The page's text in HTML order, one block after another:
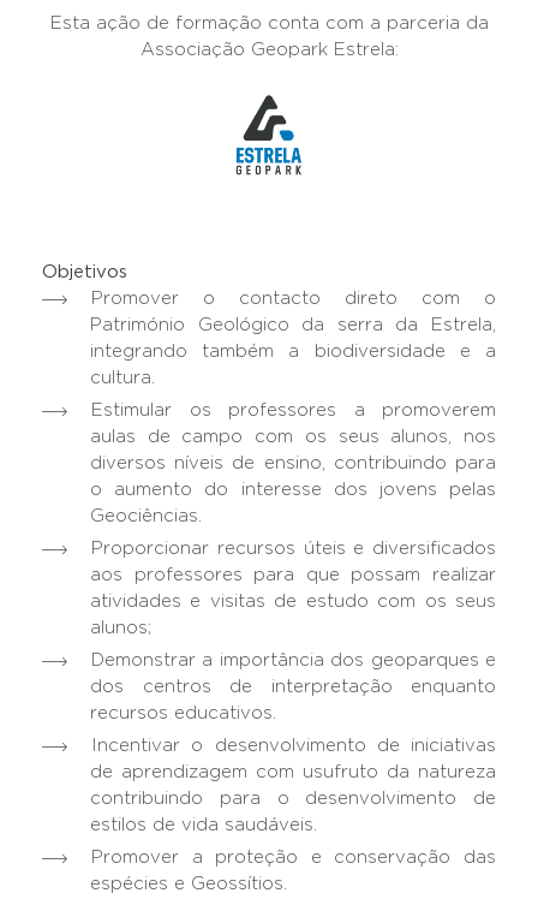
Esta ação de formação conta com a parceria da
Associação Geopark Estrela:
Objetivos
Promover o contacto direto com o
Património Geológico da serra da Estrela,
integrando também a biodiversidade e a
cultura.
Estimular os professores a promoverem
aulas de campo com os seus alunos, nos
diversos níveis de ensino, contribuindo para
o aumento do interesse dos jovens pelas
Geociências.
Proporcionar recursos úteis e diversificados
aos professores para que possam realizar
atividades e visitas de estudo com os seus
alunos;
Demonstrar a importância dos geoparques e
dos centros de interpretação enquanto
recursos educativos.
Incentivar o desenvolvimento de iniciativas
de aprendizagem com usufruto da natureza
contribuindo para o desenvolvimento de
estilos de vida saudáveis.
Promover a proteção e conservação das
espécies e Geossítios.